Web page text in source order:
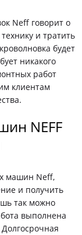
Neff говорит о
и тратить
будет
никакого
работ
клиентам
NEFF
машин Neff,
и получить
так можно
выполнена